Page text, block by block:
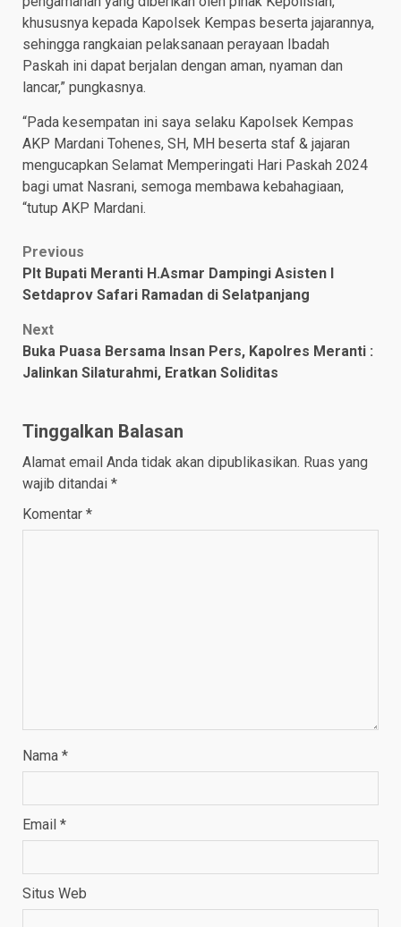
khususnya kepada Kapolsek Kempas beserta jajarannya,
sehingga rangkaian pelaksanaan perayaan Ibadah
Paskah ini dapat berjalan dengan aman, nyaman dan
lancar,” pungkasnya.
“Pada kesempatan ini saya selaku Kapolsek Kempas
AKP Mardani Tohenes, SH, MH beserta staf & jajaran
mengucapkan Selamat Memperingati Hari Paskah 2024
bagi umat Nasrani, semoga membawa kebahagiaan,
“tutup AKP Mardani.
Post
navigation
Previous
Plt Bupati Meranti H.Asmar Dampingi Asisten I
Setdaprov Safari Ramadan di Selatpanjang
Next
Buka Puasa Bersama Insan Pers, Kapolres Meranti :
Jalinkan Silaturahmi, Eratkan Soliditas
Tinggalkan Balasan
Alamat email Anda tidak akan dipublikasikan. Ruas yang
wajib ditandai *
Komentar *
Nama *
Email *
Situs Web